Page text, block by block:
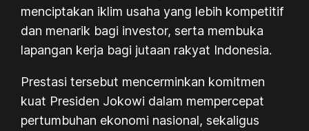
menciptakan iklim usaha yang lebih kompetitif
dan menarik bagi investor, serta membuka
lapangan kerja bagi jutaan rakyat Indonesia.
Prestasi tersebut mencerminkan komitmen
kuat Presiden Jokowi dalam mempercepat
pertumbuhan ekonomi nasional, sekaligus